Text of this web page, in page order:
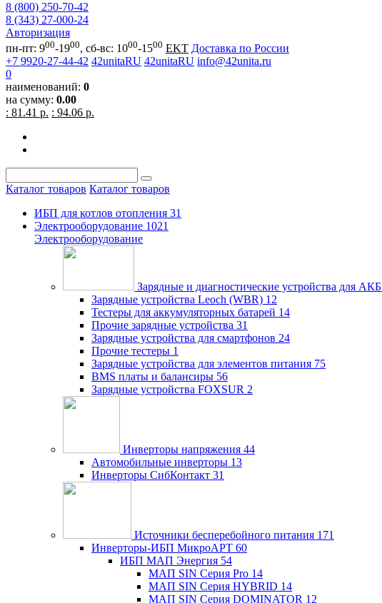
8 (800) 250-70-42
8 (343) 27-000-24
Авторизация
пн-пт: 900-1900, сб-вс: 1000-1500 EKT Доставка по России
+7 9920-27-44-42 42unitaRU 42unitaRU info@42unita.ru
0
наименований: 0
на сумму: 0.00
: 81.41 р. : 94.06 р.
Каталог товаров Каталог товаров
ИБП для котлов отопления 31
Электрооборудование 1021
Электрооборудование
Зарядные и диагностические устройства для АКБ
Зарядные устройства Leoch (WBR) 12
Тестеры для аккумуляторных батарей 14
Прочие зарядные устройства 31
Зарядные устройства для смартфонов 24
Прочие тестеры 1
Зарядные устройства для элементов питания 75
BMS платы и балансиры 56
Зарядные устройства FOXSUR 2
Инверторы напряжения 44
Автомобильные инверторы 13
Инверторы СибКонтакт 31
Источники бесперебойного питания 171
Инверторы-ИБП МикроАРТ 60
ИБП МАП Энергия 54
МАП SIN Серия Pro 14
МАП SIN Серия HYBRID 14
МАП SIN Серия DOMINATOR 12